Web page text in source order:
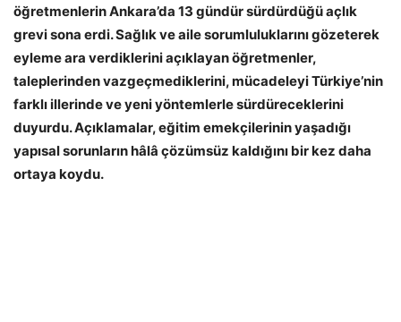
öğretmenlerin Ankara’da 13 gündür sürdürdüğü açlık
grevi sona erdi. Sağlık ve aile sorumluluklarını gözeterek
eyleme ara verdiklerini açıklayan öğretmenler,
taleplerinden vazgeçmediklerini, mücadeleyi Türkiye’nin
farklı illerinde ve yeni yöntemlerle sürdüreceklerini
duyurdu. Açıklamalar, eğitim emekçilerinin yaşadığı
yapısal sorunların hâlâ çözümsüz kaldığını bir kez daha
ortaya koydu.